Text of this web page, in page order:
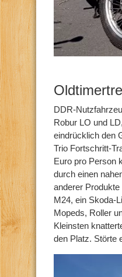
DDR-
Robur LO und
eindrücklich den
Trio Fortschritt-
Euro pro Person
durch einen
anderer
M24, ein Skoda-
Mopeds, Roller
Kleinsten
den Platz. Störte